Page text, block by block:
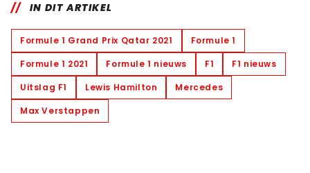
IN DIT ARTIKEL
Formule 1 Grand Prix Qatar 2021
Formule 1
Formule 1 2021
Formule 1 nieuws F1
F1 nieuws
Uitslag F1
Lewis Hamilton
Mercedes
Max Verstappen